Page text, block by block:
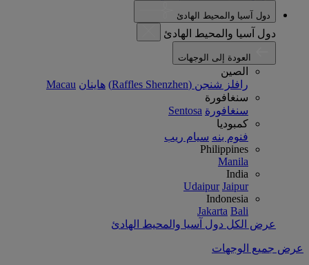
دول آسيا والمحيط الهادئ
دول آسيا والمحيط الهادئ
الصين
رافلز شنجن (Raffles Shenzhen)
هاينان Macau
سنغافورة
سنغافورة Sentosa
كمبوديا
فنوم بنه سيام ريب
Philippines
Manila
India
Udaipur Jaipur
Indonesia
Jakarta Bali
عرض الكل دول آسيا والمحيط الهادئ
عرض جميع الوجهات